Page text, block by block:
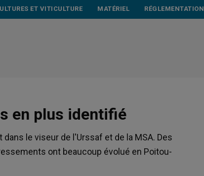
ET VITICULTURE MATÉRIEL RÉGLEMENTATION
en plus identifié
le viseur de l'Urssaf et de la MSA. Des
ont beaucoup évolué en Poitou-